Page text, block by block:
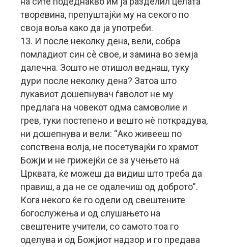
творевина, препуштајќи му на секого по
своја воља како да ја употреби.
13. И после неколку дена, вели, собра
помладиот син сè свое, и замина во земја
далечна. Зошто не отишол веднаш, туку
дури после неколку дена? Затоа што
лукавиот дошепнувач ѓаволот не му
предлага на човекот одма самоволие и
грев, туки постепено и вешто нè поткрадува,
ни дошепнува и вели: “Ако живееш по
сопствена волја, не посетувајќи го храмот
Божји и не грижејќи се за учењето на
Црквата, ќе можеш да видиш што треба да
правиш, а да не се одалечиш од доброто”.
Кога некого ќе го одели од свештените
богослужења и од слушањето на
свештените учители, со самото тоа го
оделува и од Божјиот надзор и го предава